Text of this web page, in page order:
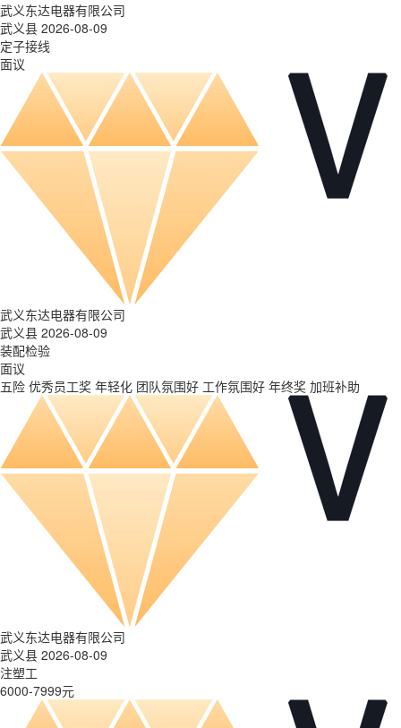
武义东达电器有限公司
武义县 2026-08-09
定子接线
面议
武义东达电器有限公司
武义县 2026-08-09
装配检验
面议
五险 优秀员工奖 年轻化 团队氛围好 工作氛围好 年终奖 加班补助
武义东达电器有限公司
武义县 2026-08-09
注塑工
6000-7999元